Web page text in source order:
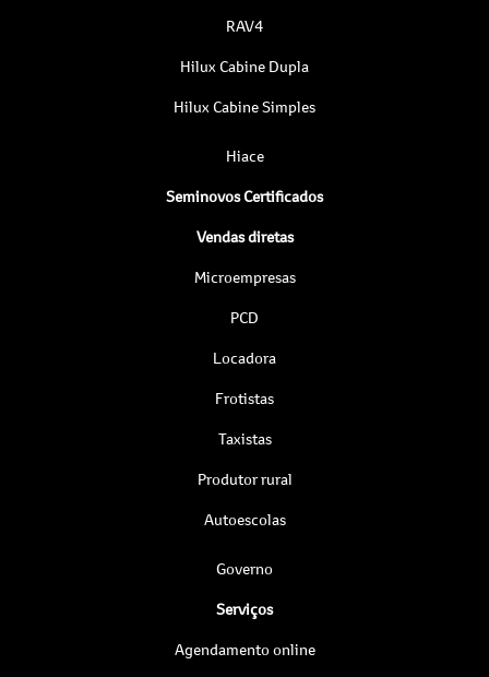
RAV4
Hilux Cabine Dupla
Hilux Cabine Simples
Hiace
Seminovos Certificados
Vendas diretas
Microempresas
PCD
Locadora
Frotistas
Taxistas
Produtor rural
Autoescolas
Governo
Serviços
Agendamento online